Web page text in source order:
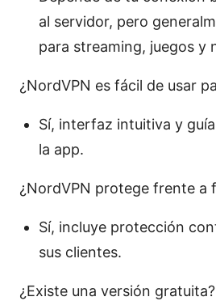
al servidor, pero
para streaming, juegos y
¿NordVPN es fácil de usar
Sí, interfaz intuitiva y
la app.
¿NordVPN protege frente a
Sí, incluye protección
sus clientes.
¿Existe una versión gratuita?